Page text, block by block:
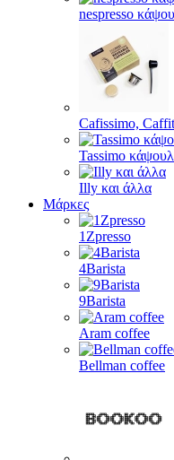
nespresso
Cafissimo,
Tassimo
Illy και άλλα
Μάρκες
1Zpresso
4Barista
9Barista
Aram coffee
Bellman coffee